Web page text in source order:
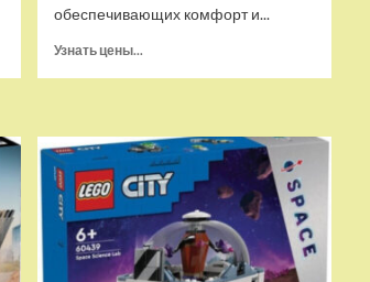
обеспечивающих комфорт и...
Узнать цены...
RiverToys
F888FF
красный